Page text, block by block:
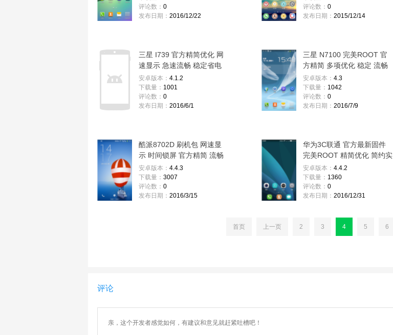
评论数： 0
发布日期： 2016/12/22
评论数： 0
发布日期： 2015/12/14
三星 I739 官方精简优化 网
速显示 急速流畅 稳定省电
版
安卓版本： 4.1.2
下载量： 1001
评论数： 0
发布日期： 2016/6/1
三星 N7100 完美ROOT 官
方精简 多项优化 稳定 流畅
省电
安卓版本： 4.3
下载量： 1042
评论数： 0
发布日期： 2016/7/9
酷派8702D 刷机包 网速显
示 时间锁屏 官方精简 流畅
稳定优化版
安卓版本： 4.4.3
下载量： 3007
评论数： 0
发布日期： 2016/3/15
华为3C联通 官方最新固件
完美ROOT 精简优化 简约实
用 飞一般流畅
安卓版本： 4.4.2
下载量： 1360
评论数： 0
发布日期： 2016/12/31
首页 上一页 2 3 4 5 6
评论